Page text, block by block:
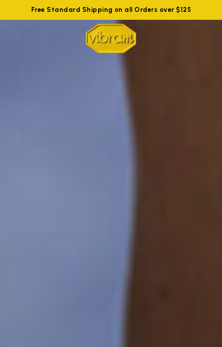
Free Standard Shipping on all Orders over $125